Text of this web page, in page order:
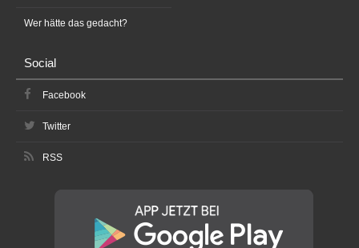
Wer hätte das gedacht?
Social
Facebook
Twitter
RSS